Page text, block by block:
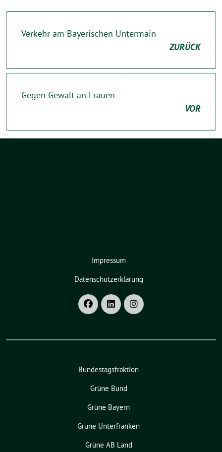
Verkehr am Bayerischen Untermain
ZURÜCK
Gegen Gewalt an Frauen
VOR
Impressum
Datenschutzerklärung
Bundestagsfraktion
Grüne Bund
Grüne Bayern
Grüne Unterfranken
Grüne AB Land